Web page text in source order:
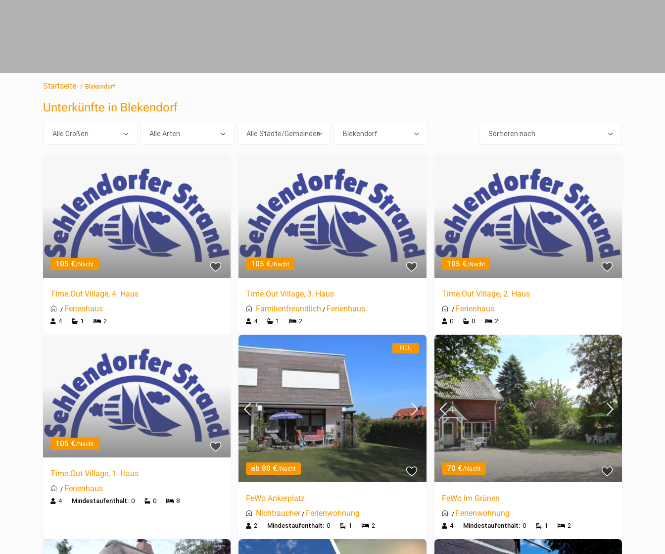
Startseite Blekendorf
Unterkünfte in Blekendorf
Alle Größen Alle Arten Alle Städte/Gemeinden Blekendorf Sortieren nach
105 €/Nacht
Time.Out Village, 4. Haus
/ Ferienhaus
4 1 2
105 €/Nacht
Time.Out Village, 3. Haus
Familienfreundlich / Ferienhaus
4 1 2
105 €/Nacht
Time.Out Village, 2. Haus
/ Ferienhaus
0 0 2
105 €/Nacht
Time.Out Village, 1. Haus
/ Ferienhaus
4 Mindestaufenthalt: 0 0 8
ab 80 €/Nacht
NEU
FeWo Ankerplatz
Nichtraucher/ Ferienwohnung
2 Mindestaufenthalt: 0 1 2
70 €/Nacht
FeWo Im Grünen
/ Ferienwohnung
4 Mindestaufenthalt: 0 1 2